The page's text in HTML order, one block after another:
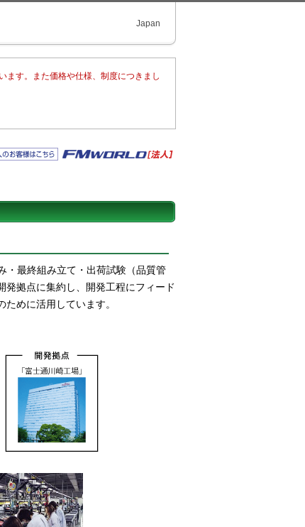
Japan
ます。また価格や仕様、制度につきまし
・最終組み立て・出荷試験（品質管
拠点に集約し、開発工程にフィード
めに活用しています。